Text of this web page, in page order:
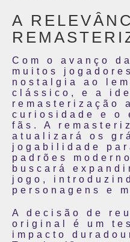
A
Com o avanço
muitos
nostalgia ao
clássico, e a
remasterização
curiosidade e o
fãs. A
atualizará os
jogabilidade
padrões
buscará
jogo,
personagens e
A decisão de
original é um
impacto